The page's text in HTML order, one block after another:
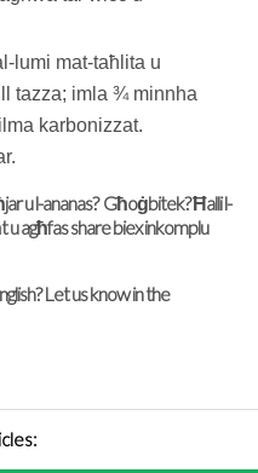
lumi mat-taħlita u
tazza; imla ¾ minnha
karbonizzat.
u l-ananas? Għoġbitek? Ħalli l-
agħfas share biex inkomplu
Let us know in the